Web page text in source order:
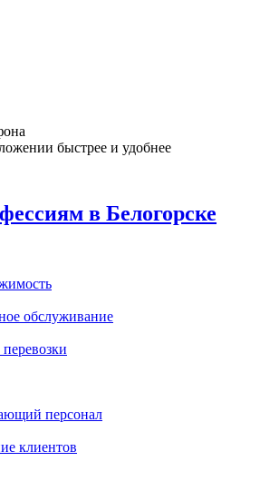
быстрее и удобнее
в Белогорске
обслуживание
персонал
клиентов